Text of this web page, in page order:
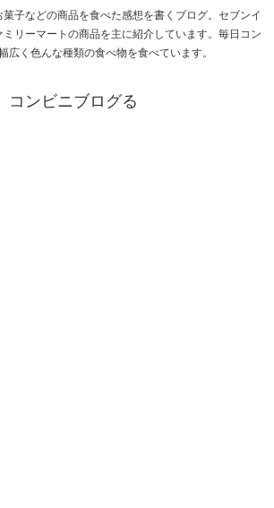
子などの商品を食べた感想を書くブログ。セブンイ
リーマートの商品を主に紹介しています。毎日コン
広く色んな種類の食べ物を食べています。
コンビニブログる